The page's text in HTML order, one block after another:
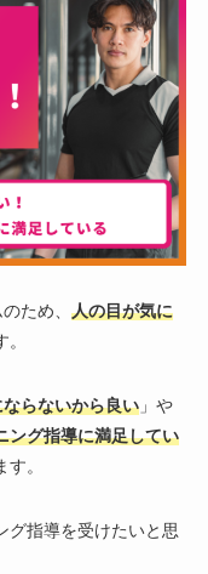
ため、 人の目が気に
。
らないから良い」や
ング指導に満足してい
。
グ指導を受けたいと思